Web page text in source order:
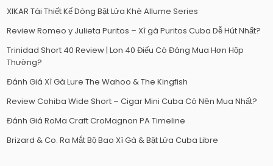
XIKAR Tái Thiết Kế Dòng Bật Lửa Khè Allume Series
Review Romeo y Julieta Puritos – Xì gà Puritos Cuba Dễ Hút Nhất?
Trinidad Short 40 Review | Lon 40 Điếu Có Đáng Mua Hơn Hộp
Thường?
Đánh Giá Xì Gà Lure The Wahoo & The Kingfish
Review Cohiba Wide Short – Cigar Mini Cuba Có Nên Mua Nhất?
Đánh Giá RoMa Craft CroMagnon PA Timeline
Brizard & Co. Ra Mắt Bộ Bao Xì Gà & Bật Lửa Cuba Libre